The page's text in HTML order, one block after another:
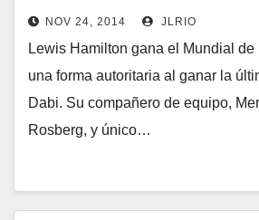
NOV 24, 2014 JLRIO
Lewis Hamilton gana el Mundial de
una forma autoritaria al ganar la
Dabi. Su compañero de equipo,
Rosberg, y único…